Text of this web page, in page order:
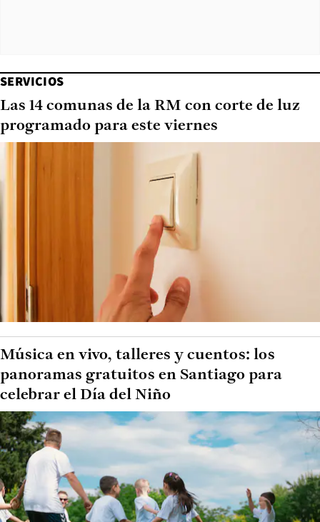
SERVICIOS
Las 14 comunas de la RM con corte de luz
programado para este viernes
Música en vivo, talleres y cuentos: los
panoramas gratuitos en Santiago para
celebrar el Día del Niño